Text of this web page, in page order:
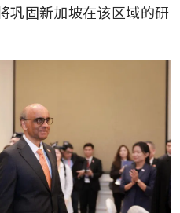
巩固新加坡在该区域的研